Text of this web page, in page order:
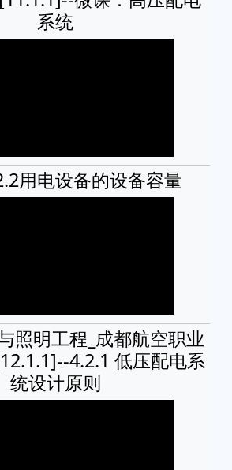
系统
用电设备的设备容量
照明工程_成都航空职业
4.2.1 低压配电系
统设计原则